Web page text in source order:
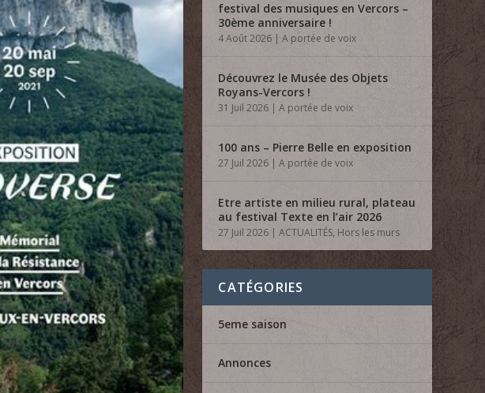
festival des musiques en Vercors –
30ème anniversaire !
4 Août 2026 |A portée de voix
Découvrez le Musée des Objets
Royans-Vercors !
31 Juil 2026 |A portée de voix
100 ans – Pierre Belle en exposition
27 Juil 2026 |A portée de voix
Etre artiste en milieu rural, plateau
au festival Texte en l’air 2026
27 Juil 2026 |ACTUALITÉS, Hors les murs
CATÉGORIES
5eme saison
Annonces